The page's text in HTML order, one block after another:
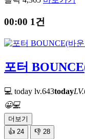
00:00 1건
포터
💻 today lv.643today
😀💻
더보기
👍 24 👎 28